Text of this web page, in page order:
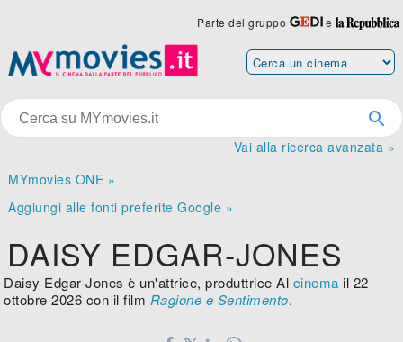
Parte del gruppo e
Vai alla ricerca avanzata »
MYmovies ONE »
Aggiungi alle fonti preferite Google »
DAISY EDGAR-JONES
Daisy Edgar-Jones è un'attrice, produttrice Al cinema il 22
ottobre 2026 con il film Ragione e Sentimento.